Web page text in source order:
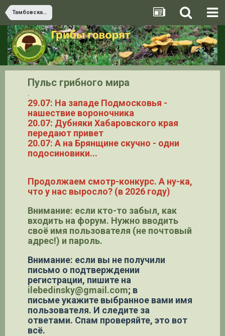
Тамбовская область
Пульс грибного мира
.
29.07: На западе Подмосковья -
нашествие вороночника
20.07: Дубняки Хабаровского края
передают привет
20.07: А на Брянщине скучно - одни
подосиновики...
Продолжаем смотр-конкурс. А ну-ка,
что у нас выросло? (в 2026 году)
Внимание: если кто-то забыл, как
входить на форум. Нужно вводить
своё имя пользователя (не почтовый
адрес!) и пароль.
Внимание: если вы не получили
письмо о подтверждении
регистрации, пишите на
ilebedinsky@gmail.com; в
письме укажите выбранное вами имя
пользователя. И следите за
ответами. Спам проверяйте, это вот
всё.